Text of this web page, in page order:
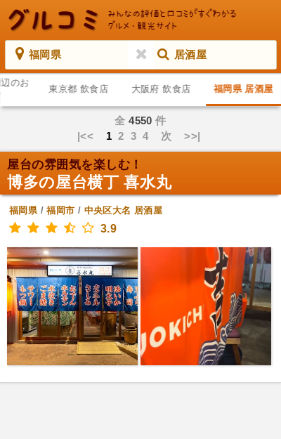
福岡県 居酒屋
のお
東京都 飲食店 大阪府 飲食店 福岡県 居酒屋
全4550 件
|<< 12 3 4 次 >>|
屋台の雰囲気を楽しむ！
博多の屋台横丁 喜水丸
福岡県/福岡市 / 中央区大名 居酒屋
3.9